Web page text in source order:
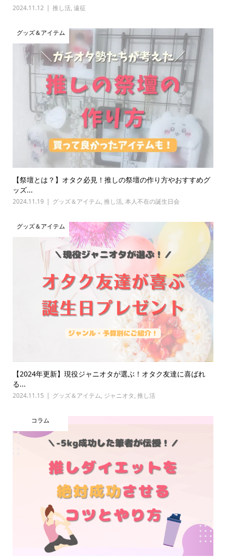
2024.11.12 推し活, 遠征
グッズ＆アイテム
【祭壇とは？】オタク必見！推しの祭壇の作り方やおすすめグ
ッズ...
2024.11.19 グッズ＆アイテム, 推し活, 本人不在の誕生日会
グッズ＆アイテム
【2024年更新】現役ジャニオタが選ぶ！オタク友達に喜ばれ
る...
2024.11.15 グッズ＆アイテム, ジャニオタ, 推し活
コラム